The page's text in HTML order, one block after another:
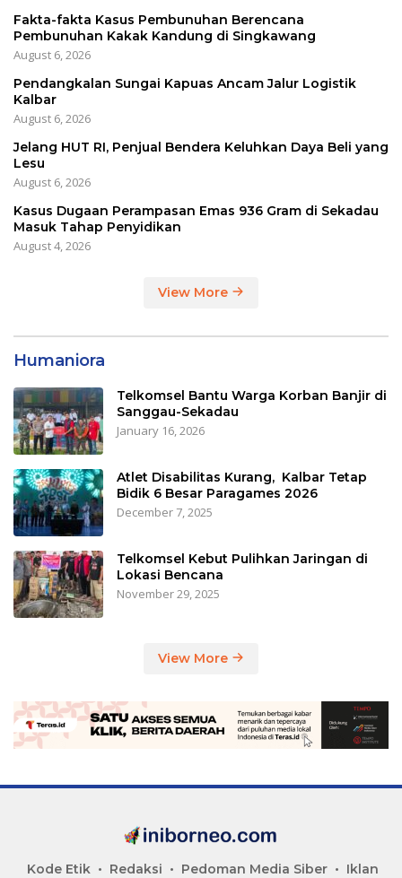
Fakta-fakta Kasus Pembunuhan Berencana
Pembunuhan Kakak Kandung di Singkawang
August 6, 2026
Pendangkalan Sungai Kapuas Ancam Jalur Logistik
Kalbar
August 6, 2026
Jelang HUT RI, Penjual Bendera Keluhkan Daya Beli yang
Lesu
August 6, 2026
Kasus Dugaan Perampasan Emas 936 Gram di Sekadau
Masuk Tahap Penyidikan
August 4, 2026
View More
Humaniora
Telkomsel Bantu Warga Korban Banjir di
Sanggau-Sekadau
January 16, 2026
Atlet Disabilitas Kurang, Kalbar Tetap
Bidik 6 Besar Paragames 2026
December 7, 2025
Telkomsel Kebut Pulihkan Jaringan di
Lokasi Bencana
November 29, 2025
View More
Kode Etik Redaksi Pedoman Media Siber Iklan